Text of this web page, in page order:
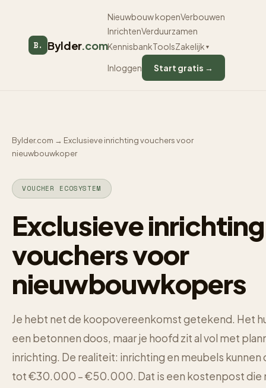
B. Bylder.com
Nieuwbouw kopenVerbouwen
InrichtenVerduurzamen
KennisbankToolsZakelijk ▼
Inloggen Start gratis →
Bylder.com → Exclusieve inrichting vouchers voor
nieuwbouwkoper
VOUCHER ECOSYSTEM
Exclusieve inrichting
vouchers voor
nieuwbouwkopers
Je hebt net de koopovereenkomst getekend. Het
een betonnen doos, maar je hoofd zit al vol met
inrichting. De realiteit: inrichting en meubels
tot €30.000 – €50.000. Dat is een kostenpost die